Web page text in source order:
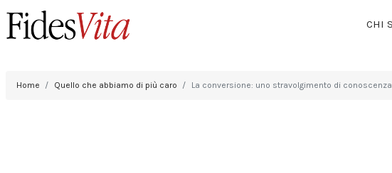
CHI
Home Quello che abbiamo di più caro La conversione: uno stravolgimento di